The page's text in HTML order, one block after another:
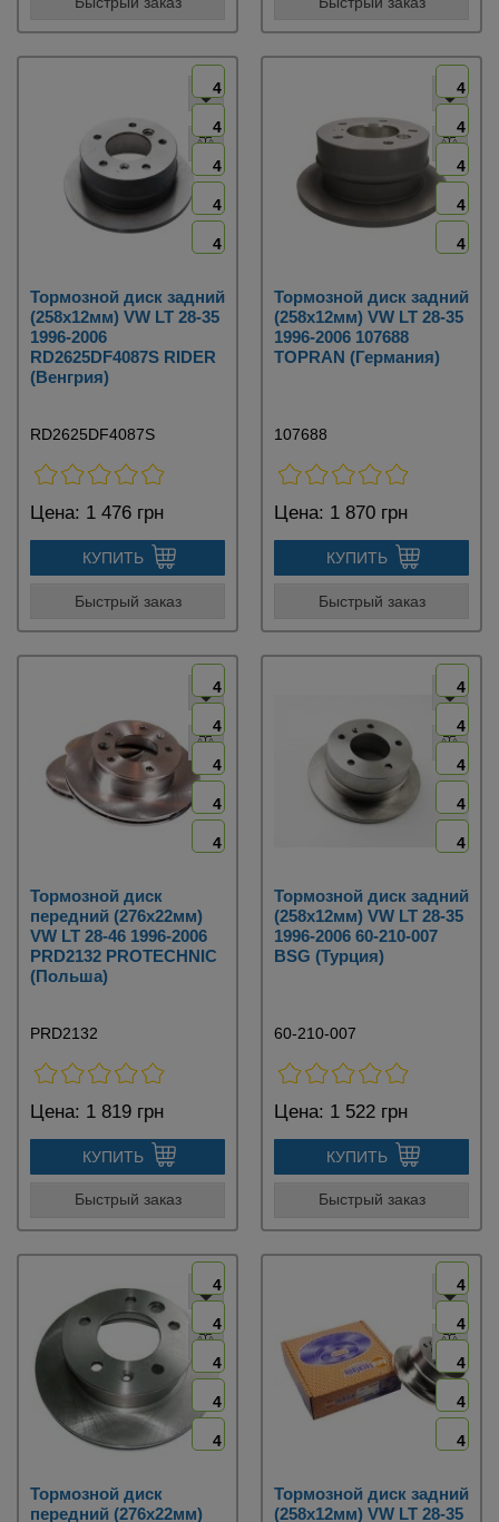
4
4
4
4
4
Тормозной диск задний
(258х12мм) VW LT 28-35
1996-2006
RD2625DF4087S RIDER
(Венгрия)
RD2625DF4087S
Цена: 1 476 грн
КУПИТЬ
Быстрый заказ
4
4
4
4
4
Тормозной диск задний
(258х12мм) VW LT 28-35
1996-2006 107688
TOPRAN (Германия)
107688
Цена: 1 870 грн
КУПИТЬ
Быстрый заказ
4
4
4
4
4
Тормозной диск
передний (276х22мм)
VW LT 28-46 1996-2006
PRD2132 PROTECHNIC
(Польша)
PRD2132
Цена: 1 819 грн
КУПИТЬ
Быстрый заказ
4
4
4
4
4
Тормозной диск задний
(258х12мм) VW LT 28-35
1996-2006 60-210-007
BSG (Турция)
60-210-007
Цена: 1 522 грн
КУПИТЬ
Быстрый заказ
4
4
4
4
4
Тормозной диск
передний (276х22мм)
4
4
4
4
4
Тормозной диск задний
(258х12мм) VW LT 28-35